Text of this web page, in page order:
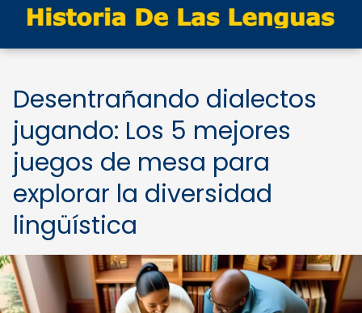
Desentrañando dialectos
jugando: Los 5 mejores
juegos de mesa para
explorar la diversidad
lingüística